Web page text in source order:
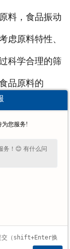
料，食品振动
虑原料特性、
科学合理的筛
品原料的
量和安全。
料的特点，也
配置，以满足
下一条：在化工生产过程中，广东化工振动筛对材料的要求是什么？
为您服务!
务！😊 有什么问